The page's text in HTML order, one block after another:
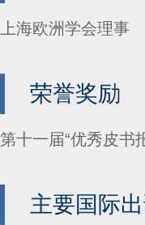
上海欧洲学会理事
荣誉奖励
第十一届“优秀皮书
主要国际